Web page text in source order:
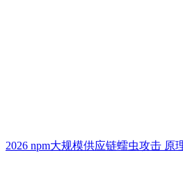
2026 npm大规模供应链蠕虫攻击 原